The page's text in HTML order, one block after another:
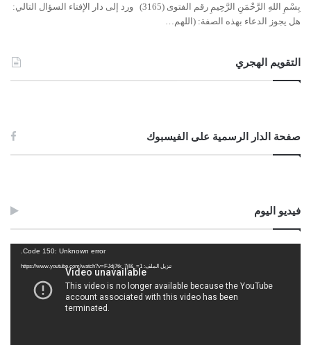
بِسْمِ اللهِ الرَّحْمَنِ الرَّحِيمِ رقم الفتوى (3165) ورد إلى دار الإفتاء السؤال التالي:
هل يجوز الدعاء بهذه الصفة: (اللهم…
التقويم الهجري
صفحة الدار الرسمية على الفيسبوك
فيديو اليوم
Code 150: Unknown error.
تنزيل الملف: https://www.youtube.com/watch?v=FJdj7tk_7jI&_=1